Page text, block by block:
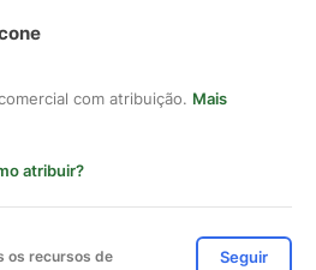
com atribuição. Mais
atribuir?
os recursos de
Seguir